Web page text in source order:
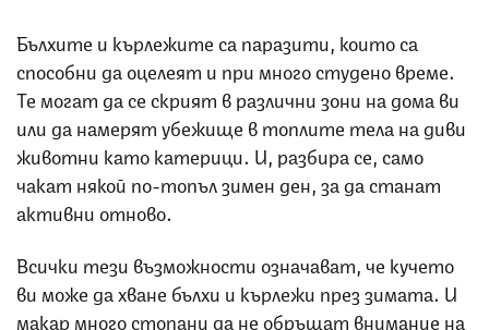
Бълхите и кърлежите са паразити, които са
способни да оцелеят и при много студено време.
Те могат да се скрият в различни зони на дома ви
или да намерят убежище в топлите тела на диви
животни като катерици. И, разбира се, само
чакат някой по-топъл зимен ден, за да станат
активни отново.
Всички тези възможности означават, че кучето
ви може да хване бълхи и кърлежи през зимата. И
макар много стопани да не обръщат внимание на